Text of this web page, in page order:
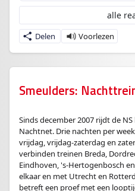
Delen
alle
Smeulders:
Sinds december 2007 rijdt de
Nachtnet. Drie nachten per
vrijdag, vrijdag-zaterdag en
verbinden treinen Breda,
Eindhoven, 's-Hertogenbosch
elkaar en met Utrecht en
betreft een proef met een